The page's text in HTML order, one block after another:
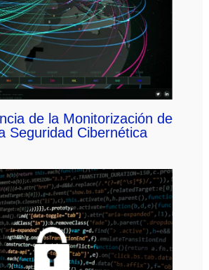
de la Monitorización de
Seguridad Cibernética